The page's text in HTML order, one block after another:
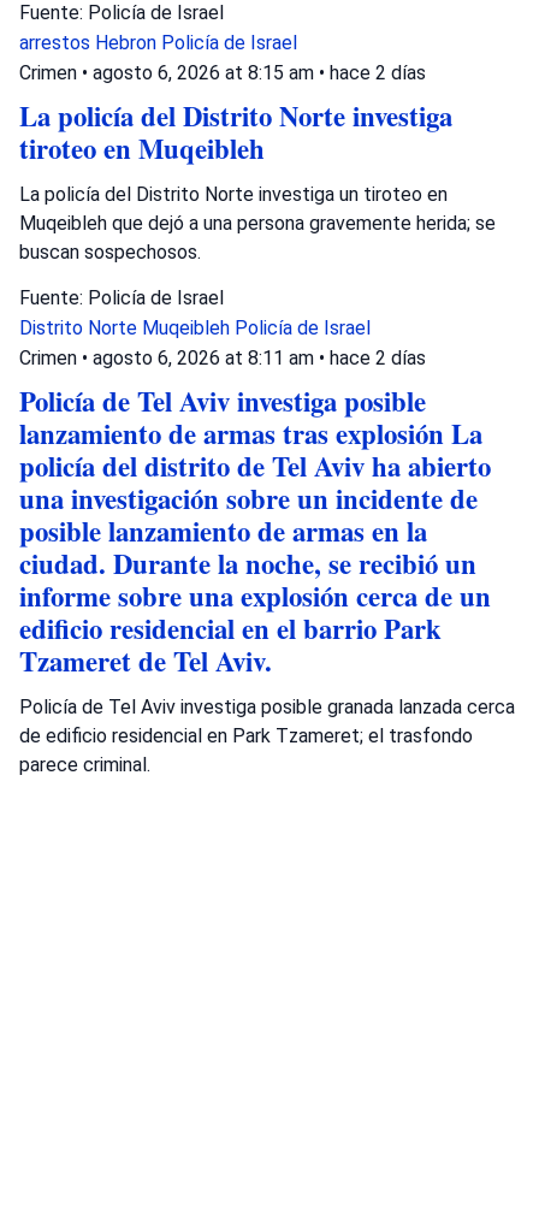
Fuente: Policía de Israel
arrestos Hebron Policía de Israel
Crimen • agosto 6, 2026 at 8:15 am • hace 2 días
La policía del Distrito Norte investiga
tiroteo en Muqeibleh
La policía del Distrito Norte investiga un tiroteo en
Muqeibleh que dejó a una persona gravemente herida; se
buscan sospechosos.
Fuente: Policía de Israel
Distrito Norte Muqeibleh Policía de Israel
Crimen • agosto 6, 2026 at 8:11 am • hace 2 días
Policía de Tel Aviv investiga posible
lanzamiento de armas tras explosión La
policía del distrito de Tel Aviv ha abierto
una investigación sobre un incidente de
posible lanzamiento de armas en la
ciudad. Durante la noche, se recibió un
informe sobre una explosión cerca de un
edificio residencial en el barrio Park
Tzameret de Tel Aviv.
Policía de Tel Aviv investiga posible granada lanzada cerca
de edificio residencial en Park Tzameret; el trasfondo
parece criminal.